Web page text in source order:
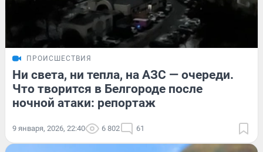
ПРОИСШЕСТВИЯ
Ни света, ни тепла, на АЗС — очереди.
Что творится в Белгороде после
ночной атаки: репортаж
9 января, 2026, 22:40 6 802 61